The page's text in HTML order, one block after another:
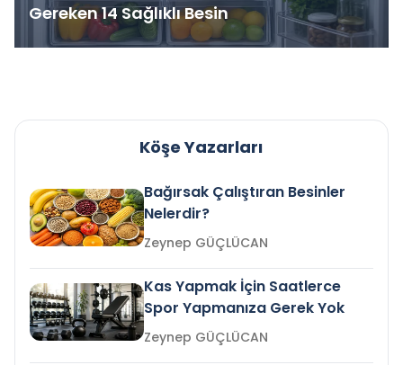
Gereken 14 Sağlıklı Besin
Köşe Yazarları
Bağırsak Çalıştıran Besinler
Nelerdir?
Zeynep GÜÇLÜCAN
Kas Yapmak İçin Saatlerce
Spor Yapmanıza Gerek Yok
Zeynep GÜÇLÜCAN